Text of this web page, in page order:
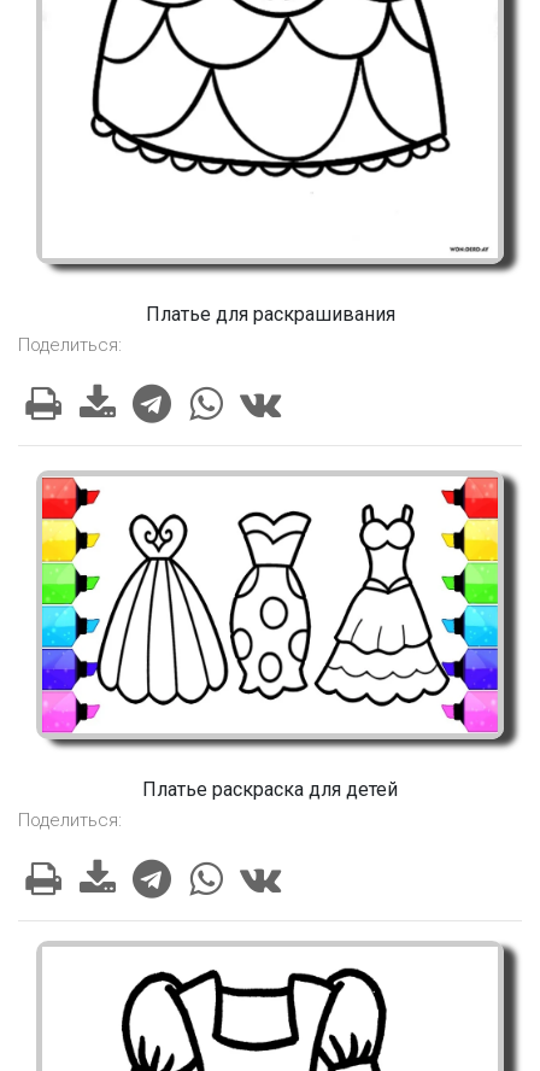
Платье для раскрашивания
Поделиться:
Платье раскраска для детей
Поделиться: